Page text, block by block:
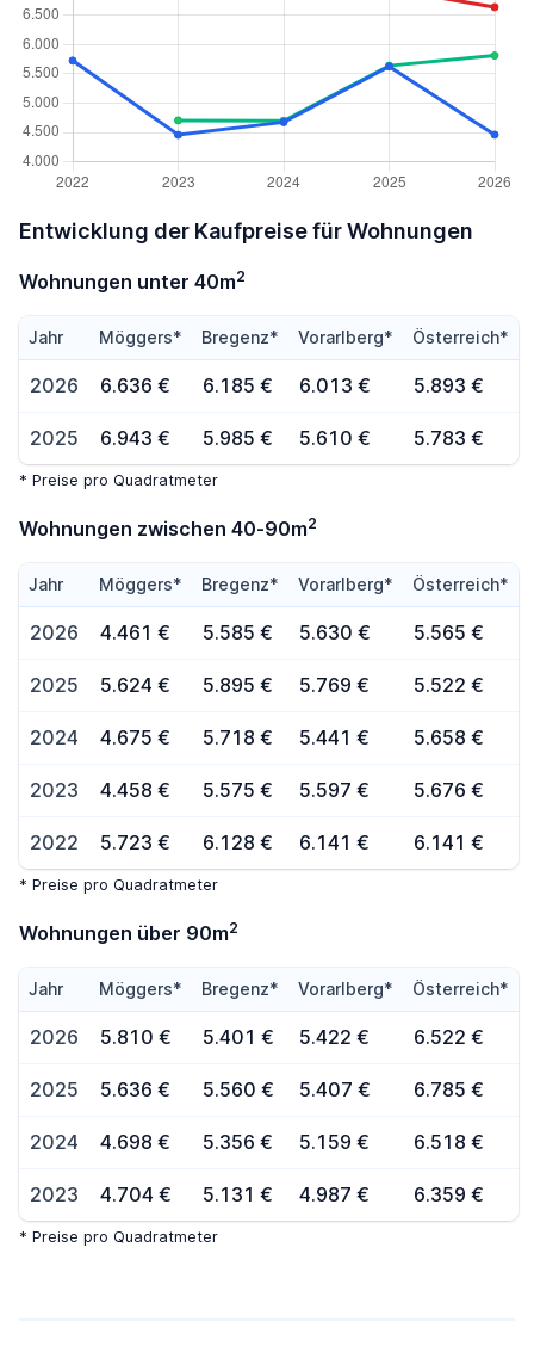
Entwicklung der Kaufpreise für Wohnungen
Wohnungen unter 40m2
Jahr Möggers* Bregenz* Vorarlberg* Österreich*
2026 6.636 € 6.185 € 6.013 € 5.893 €
2025 6.943 € 5.985 € 5.610 € 5.783 €
* Preise pro Quadratmeter
Wohnungen zwischen 40-90m2
Jahr Möggers* Bregenz* Vorarlberg* Österreich*
2026 4.461 € 5.585 € 5.630 € 5.565 €
2025 5.624 € 5.895 € 5.769 € 5.522 €
2024 4.675 € 5.718 € 5.441 € 5.658 €
2023 4.458 € 5.575 € 5.597 € 5.676 €
2022 5.723 € 6.128 € 6.141 € 6.141 €
* Preise pro Quadratmeter
Wohnungen über 90m2
Jahr Möggers* Bregenz* Vorarlberg* Österreich*
2026 5.810 € 5.401 € 5.422 € 6.522 €
2025 5.636 € 5.560 € 5.407 € 6.785 €
2024 4.698 € 5.356 € 5.159 € 6.518 €
2023 4.704 € 5.131 € 4.987 € 6.359 €
* Preise pro Quadratmeter